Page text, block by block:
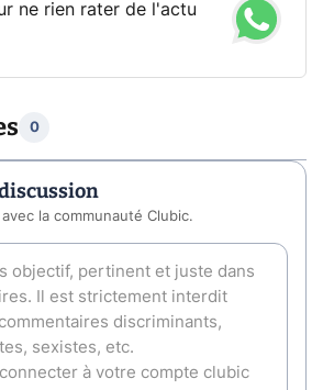
ne rien rater de l'actu
0
la communauté Clubic.